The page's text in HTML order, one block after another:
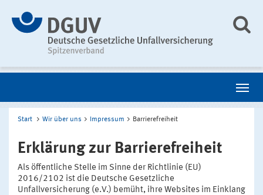
Start Wir über uns Impressum Barrierefreiheit
Erklärung zur Barrierefreiheit
Als öffentliche Stelle im Sinne der Richtlinie (EU)
2016/2102 ist die Deutsche Gesetzliche
Unfallversicherung (e.V.) bemüht, ihre Websites im Einklang